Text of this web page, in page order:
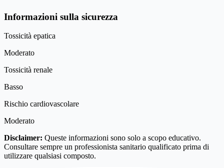
Informazioni sulla sicurezza
Tossicità epatica
Moderato
Tossicità renale
Basso
Rischio cardiovascolare
Moderato
Disclaimer: Queste informazioni sono solo a scopo educativo.
Consultare sempre un professionista sanitario qualificato prima di
utilizzare qualsiasi composto.